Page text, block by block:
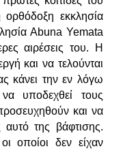
ορθόδοξη εκκλησία
Abuna Yemata
αιρέσεις του. Η
και να τελούνται
κάνει την εν λόγω
υποδεχθεί τους
και να
της βάφτισης.
οποίοι δεν είχαν